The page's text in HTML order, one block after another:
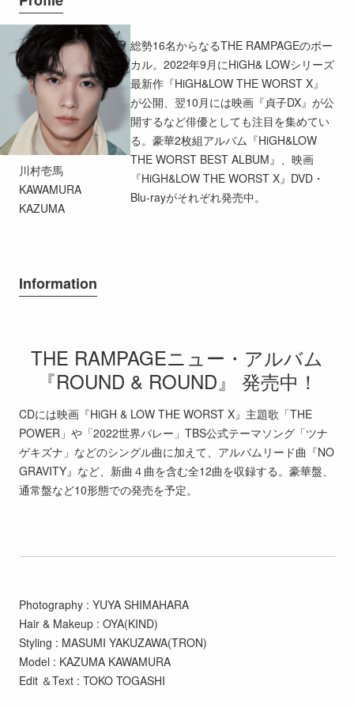
川村壱馬
KAWAMURA
KAZUMA
総勢16名からなるTHE RAMPAGEのボー
カル。2022年9月にHiGH& LOWシリーズ
最新作『HiGH&LOW THE WORST X』
が公開、翌10月には映画『貞子DX』が公
開するなど俳優としても注目を集めてい
る。豪華2枚組アルバム『HiGH&LOW
THE WORST BEST ALBUM』、映画
『HiGH&LOW THE WORST X』DVD・
Blu-rayがそれぞれ発売中。
Information
THE RAMPAGEニュー・アルバム
『ROUND & ROUND』 発売中！
CDには映画『HiGH & LOW THE WORST X』主題歌「THE
POWER」や「2022世界バレー」TBS公式テーマソング「ツナ
ゲキズナ」などのシングル曲に加えて、アルバムリード曲『NO
GRAVITY』など、新曲４曲を含む全12曲を収録する。豪華盤、
通常盤など10形態での発売を予定。
Photography : YUYA SHIMAHARA
Hair & Makeup : OYA(KIND)
Styling : MASUMI YAKUZAWA(TRON)
Model : KAZUMA KAWAMURA
Edit ＆Text : TOKO TOGASHI